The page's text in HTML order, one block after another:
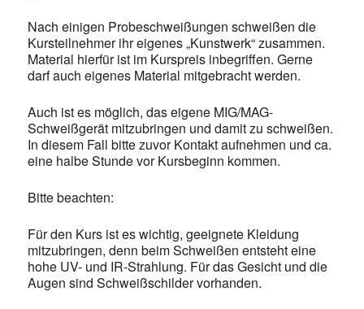
Nach einigen Probeschweißungen schweißen die
Kursteilnehmer ihr eigenes „Kunstwerk“ zusammen.
Material hierfür ist im Kurspreis inbegriffen. Gerne
darf auch eigenes Material mitgebracht werden.
Auch ist es möglich, das eigene MIG/MAG-
Schweißgerät mitzubringen und damit zu schweißen.
In diesem Fall bitte zuvor Kontakt aufnehmen und ca.
eine halbe Stunde vor Kursbeginn kommen.
Bitte beachten:
Für den Kurs ist es wichtig, geeignete Kleidung
mitzubringen, denn beim Schweißen entsteht eine
hohe UV- und IR-Strahlung. Für das Gesicht und die
Augen sind Schweißschilder vorhanden.